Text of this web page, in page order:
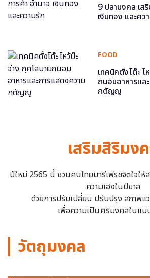
9 ปลามงคล เส
เงินทอง และคว
FOOD
เทคนิคตั้งโต๊ะ ไ
ถนอมอาหารแล
กตัญญู
เสริมสิริมง
ปีใหม่ 2565 นี้ ชวนคนไทยมารีเฟรชจิตใจใ
ความเฮงในปีขาล
ด้วยการปรับเปลี่ยน ปรับปรุง สภาพแ
เพื่อความเป็นศิริมงคลในแบ
วัตถุมงคล